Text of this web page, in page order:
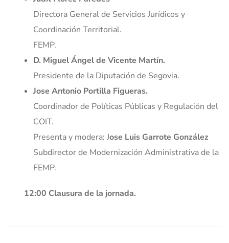
Directora General de Servicios Jurídicos y
Coordinación Territorial.
FEMP.
D. Miguel Ángel de Vicente Martín.
Presidente de la Diputación de Segovia.
Jose Antonio Portilla Figueras.
Coordinador de Políticas Públicas y Regulación del
COIT.
Presenta y modera: Jose Luis Garrote González
Subdirector de Modernización Administrativa de la
FEMP.
12:00 Clausura de la jornada.